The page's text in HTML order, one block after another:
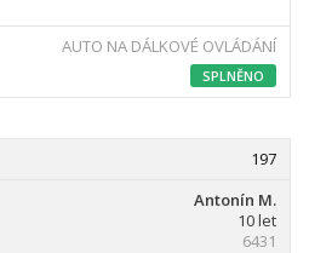
AUTO NA DÁLKOVÉ OVLÁDÁNÍ
SPLNĚNO
197
Antonín M.
10 let
6431